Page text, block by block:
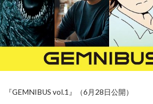
『GEMNIBUS vol.1』（6月28日公開）